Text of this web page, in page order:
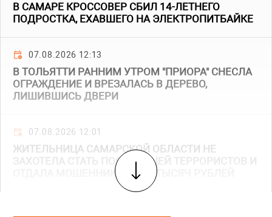
В САМАРЕ КРОССОВЕР СБИЛ 14-ЛЕТНЕГО
ПОДРОСТКА, ЕХАВШЕГО НА ЭЛЕКТРОПИТБАЙКЕ
07.08.2026 12:13
В ТОЛЬЯТТИ РАННИМ УТРОМ "ПРИОРА" СНЕСЛА
ОГРАЖДЕНИЕ И ВРЕЗАЛАСЬ В ДЕРЕВО,
ЛИШИВШИСЬ ДВЕРИ
07.08.2026 12:01
ЖИТЕЛЬНИЦА САМАРСКОЙ ОБЛАСТИ НЕ
ЗАХОТЕЛА СТАТЬ ПОСОБНИЦЕЙ ТЕРРОРИСТОВ И
ОТДАЛА МОШЕННИКАМ 355 ТЫСЯЧ РУБЛЕЙ